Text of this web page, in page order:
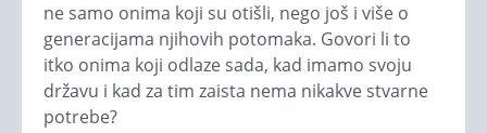
ne samo onima koji su otišli, nego još i više o
generacijama njihovih potomaka. Govori li to
itko onima koji odlaze sada, kad imamo svoju
državu i kad za tim zaista nema nikakve stvarne
potrebe?